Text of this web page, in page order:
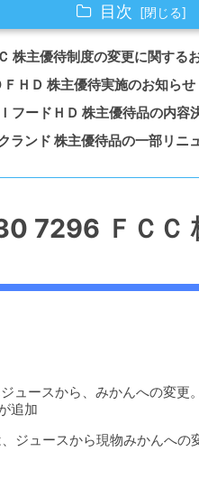
目次
主優待制度の変更に関する
ＨＤ 株主優待実施のお知らせ
ードＨＤ 株主優待品の内容
ンド 株主優待品の一部リニ
7296 ＦＣＣ
ースから、みかんへの変更
追加
ジュースから現物みかんへの